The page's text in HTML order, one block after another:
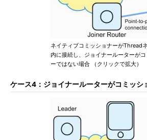
ネイティブコミッショナーがThread
内に接続し、ジョイナールーターが
ーではない場合 （クリックで拡大）
ケース4：ジョイナールーターがコミッシ